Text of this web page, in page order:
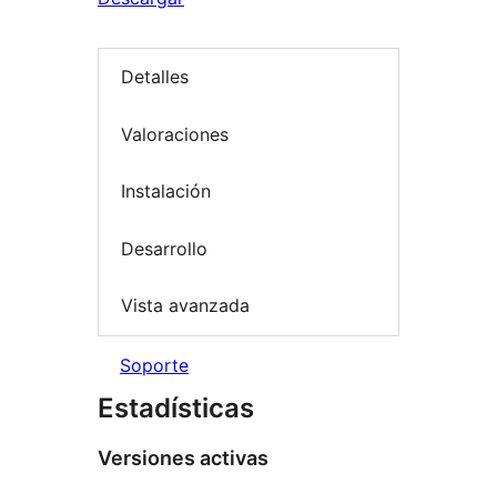
Detalles
Valoraciones
Instalación
Desarrollo
Vista avanzada
Soporte
Estadísticas
Versiones activas